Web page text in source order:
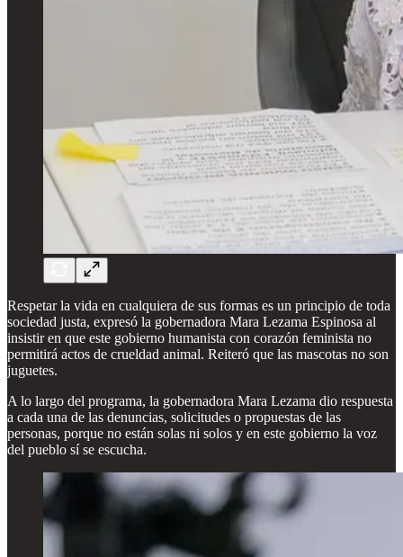
Respetar la vida en cualquiera de sus formas es un principio de toda
sociedad justa, expresó la gobernadora Mara Lezama Espinosa al
insistir en que este gobierno humanista con corazón feminista no
permitirá actos de crueldad animal. Reiteró que las mascotas no son
juguetes.
A lo largo del programa, la gobernadora Mara Lezama dio respuesta
a cada una de las denuncias, solicitudes o propuestas de las
personas, porque no están solas ni solos y en este gobierno la voz
del pueblo sí se escucha.